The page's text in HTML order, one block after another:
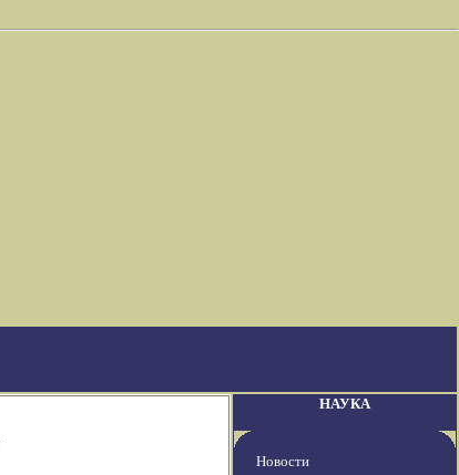
НАУКА
Новости